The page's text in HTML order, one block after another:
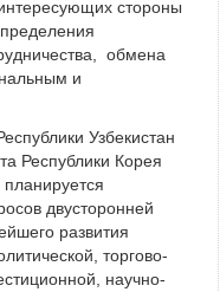
стороны
обмена
и
Узбекистан
Республики Корея
двусторонней
развития
торгово-
научно-